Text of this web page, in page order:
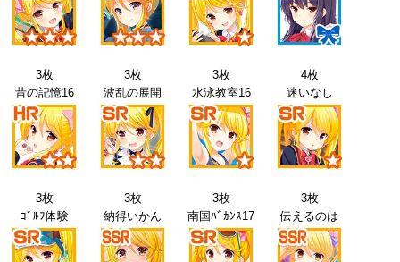
3枚
昔の記憶16
3枚
波乱の展開
3枚
水泳教室16
4枚
迷いなし
3枚
ｺﾞﾙﾌ体験
3枚
納得いかん
3枚
南国ﾊﾞｶﾝｽ17
3枚
伝えるのは